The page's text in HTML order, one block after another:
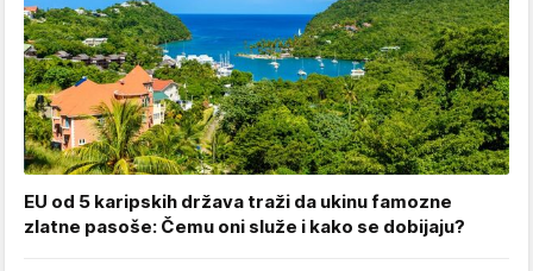
EU od 5 karipskih država traži da ukinu famozne
zlatne pasoše: Čemu oni služe i kako se dobijaju?